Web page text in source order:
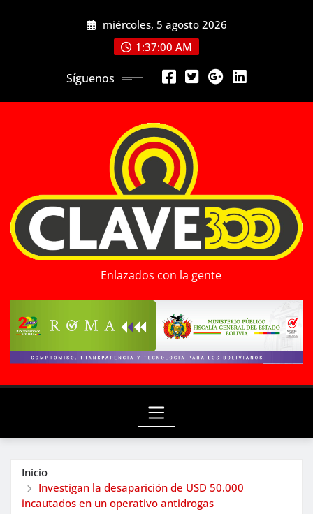
miércoles, 5 agosto 2026
1:37:02 AM
Síguenos
Enlazados con la gente
Inicio
Investigan la desaparición de USD 50.000
incautados en un operativo antidrogas